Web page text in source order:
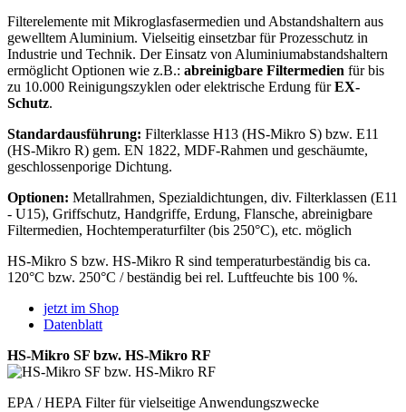
Filterelemente mit Mikroglasfasermedien und Abstandshaltern aus
gewelltem Aluminium. Vielseitig einsetzbar für Prozesschutz in
Industrie und Technik. Der Einsatz von Aluminiumabstandshaltern
ermöglicht Optionen wie z.B.: abreinigbare Filtermedien für bis
zu 10.000 Reinigungszyklen oder elektrische Erdung fürEX-
Schutz.
Standardausführung: Filterklasse H13 (HS-Mikro S) bzw. E11
(HS-Mikro R) gem. EN 1822, MDF-Rahmen und geschäumte,
geschlossenporige Dichtung.
Optionen: Metallrahmen, Spezialdichtungen, div. Filterklassen (E11
- U15), Griffschutz, Handgriffe, Erdung, Flansche, abreinigbare
Filtermedien, Hochtemperaturfilter (bis 250°C), etc. möglich
HS-Mikro S bzw. HS-Mikro R sind temperaturbeständig bis ca.
120°C bzw. 250°C / beständig bei rel. Luftfeuchte bis 100 %.
jetzt im Shop
Datenblatt
HS-Mikro SF bzw. HS-Mikro RF
EPA / HEPA Filter für vielseitige Anwendungszwecke